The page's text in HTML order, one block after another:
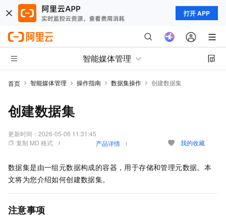
打开 APP
智能媒体管理
首页 智能媒体管理 操作指南 数据集操作 创建数据集
创建数据集
更新时间： 2026-05-06 11:31:45
复制 MD 格式
产品详情 我的收藏
数据集是由一组元数据构成的容器，用于存储和管理元数据。本
文将为您介绍如何创建数据集。
注意事项